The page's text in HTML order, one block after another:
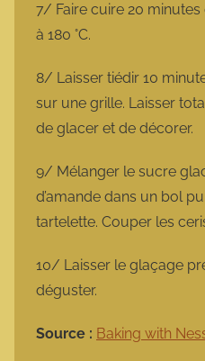
7/ Faire cuire 20
à 180 °C.
8/ Laisser tiédir 10
sur une grille. Laisser
de glacer et de décorer.
9/ Mélanger le sucre
d’amande dans un bol
tartelette. Couper les
10/ Laisser le glaçage
déguster.
Source : Baking with